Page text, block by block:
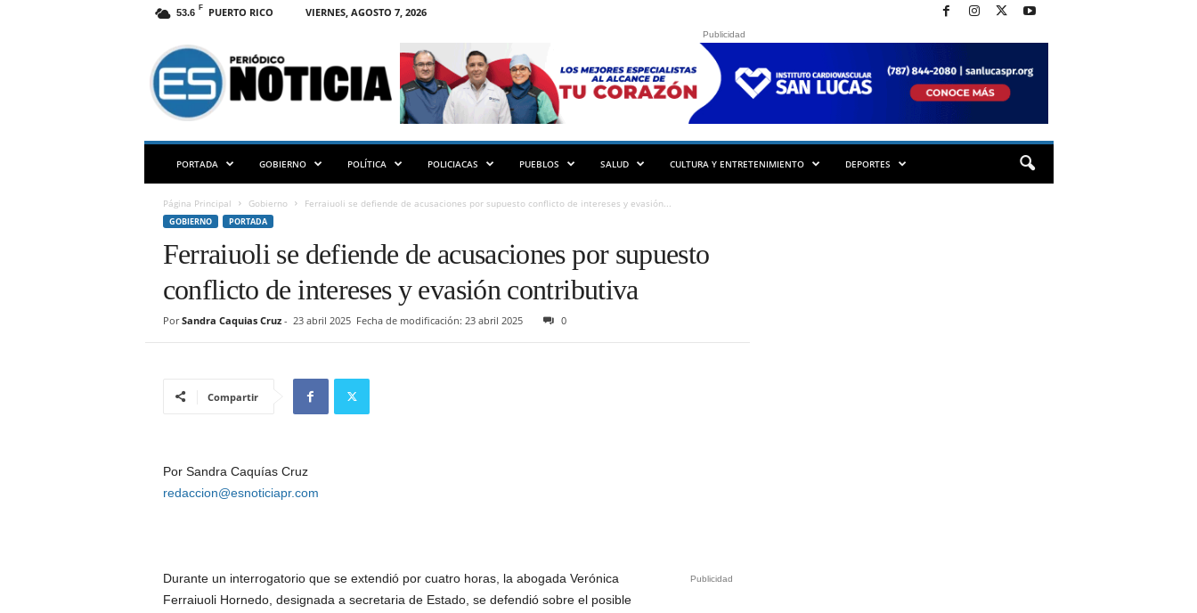
53.6 F PUERTO RICO VIERNES, AGOSTO 7, 2026
S
N
O
Publicidad
PORTADA GOBIERNO POLÍTICA POLICIACAS PUEBLOS SALUD CULTURA Y ENTRETENIMIENTO DEPORTES
Página Principal Gobierno Ferraiuoli se defiende de acusaciones por supuesto conflicto de intereses y evasión...
GOBIERNO PORTADA
Ferraiuoli se defiende de acusaciones por supuesto
conflicto de intereses y evasión contributiva
Por Sandra Caquias Cruz- 23 abril 2025 Fecha de modificación: 23 abril 2025 0
Compartir
Por Sandra Caquías Cruz
redaccion@esnoticiapr.com
Publicidad
Durante un interrogatorio que se extendió por cuatro horas, la abogada Verónica
Ferraiuoli Hornedo, designada a secretaria de Estado, se defendió sobre el posible